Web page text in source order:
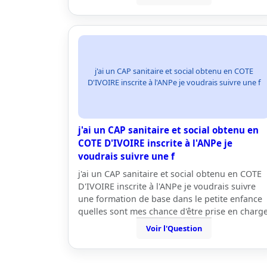
j'ai un CAP sanitaire et social obtenu en COTE
D'IVOIRE inscrite à l'ANPe je voudrais suivre une f
j'ai un CAP sanitaire et social obtenu en
COTE D'IVOIRE inscrite à l'ANPe je
voudrais suivre une f
j'ai un CAP sanitaire et social obtenu en COTE
D'IVOIRE inscrite à l'ANPe je voudrais suivre
une formation de base dans le petite enfance
quelles sont mes chance d'être prise en
Voir l'Question